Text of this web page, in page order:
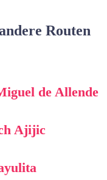
Routen
de Allende
Ajijic